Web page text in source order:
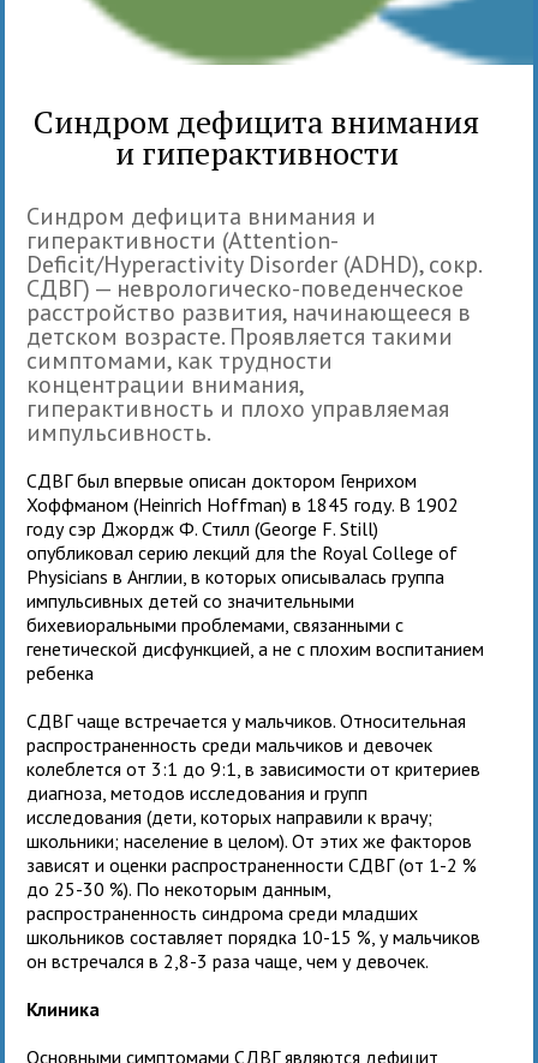
Синдром дефицита внимания
и гиперактивности
Синдром дефицита внимания и
гиперактивности (Attention-
Deficit/Hyperactivity Disorder (ADHD), сокр.
СДВГ) — неврологическо-поведенческое
расстройство развития, начинающееся в
детском возрасте. Проявляется такими
симптомами, как трудности
концентрации внимания,
гиперактивность и плохо управляемая
импульсивность.
СДВГ был впервые описан доктором Генрихом
Хоффманом (Heinrich Hoffman) в 1845 году. В 1902
году сэр Джордж Ф. Стилл (George F. Still)
опубликовал серию лекций для the Royal College of
Physicians в Англии, в которых описывалась группа
импульсивных детей со значительными
бихевиоральными проблемами, связанными с
генетической дисфункцией, а не с плохим воспитанием
ребенка
СДВГ чаще встречается у мальчиков. Относительная
распространенность среди мальчиков и девочек
колеблется от 3:1 до 9:1, в зависимости от критериев
диагноза, методов исследования и групп
исследования (дети, которых направили к врачу;
школьники; население в целом). От этих же факторов
зависят и оценки распространенности СДВГ (от 1-2 %
до 25-30 %). По некоторым данным,
распространенность синдрома среди младших
школьников составляет порядка 10-15 %, у мальчиков
он встречался в 2,8-3 раза чаще, чем у девочек.
Клиника
Основными симптомами СДВГ являются дефицит